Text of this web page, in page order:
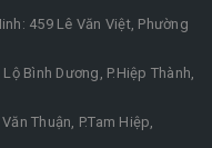
459 Lê Văn Việt, Phường
Bình Dương, P.Hiệp Thành,
Thuận, P.Tam Hiệp,